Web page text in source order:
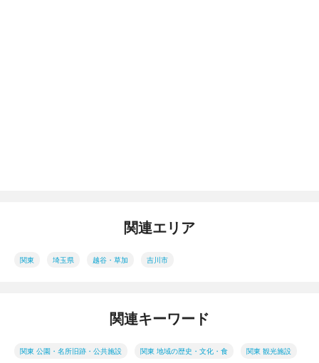
関連エリア
関東 埼玉県 越谷・草加 吉川市
関連キーワード
関東 公園・名所旧跡・公共施設 関東 地域の歴史・文化・食 関東 観光施設